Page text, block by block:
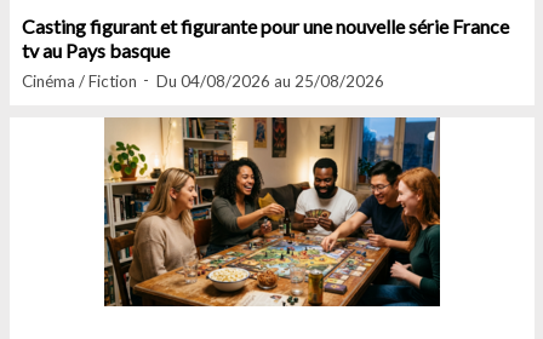
Casting figurant et figurante pour une nouvelle série France
tv au Pays basque
Cinéma / Fiction Du 04/08/2026 au 25/08/2026